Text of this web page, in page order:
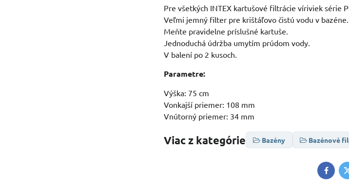
Pre všetkých INTEX kartušové filtrácie víriviek série
Veľmi jemný filter pre krištáľovo čistú vodu v bazéne.
Meňte pravidelne príslušné kartuše.
Jednoduchá údržba umytím prúdom vody.
V balení po 2 kusoch.
Parametre:
Výška: 75 cm
Vonkajší priemer: 108 mm
Vnútorný priemer: 34 mm
Viac z kategórie Bazény Bazénové